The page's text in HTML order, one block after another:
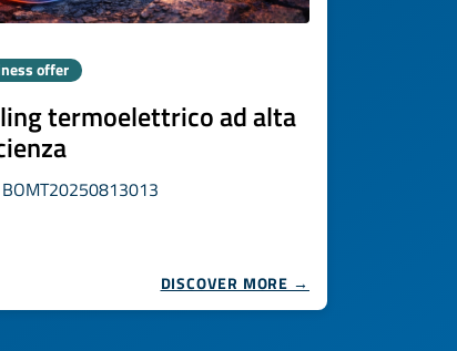
offer
termoelettrico ad alta
BOMT20250813013
DISCOVER MORE →